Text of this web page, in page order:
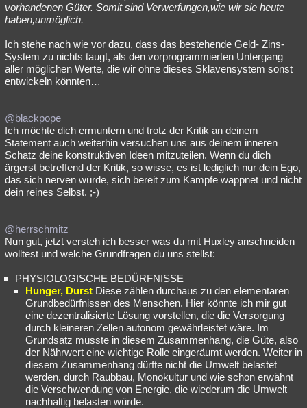
vorhandenen Güter. Somit sind Verwerfungen,wie wir sie heute
haben,unmöglich.
Ich stehe nach wie vor dazu, dass das bestehende Geld- Zins-
System zu nichts taugt, als den vorprogrammierten Untergang
aller möglichen Werte, die wir ohne dieses Sklavensystem sonst
entwickeln könnten…
@blackpope
Ich möchte dich ermuntern und trotz der Kritik an deinem
Statement auch weiterhin versuchen uns aus deinem inneren
Schatz deine konstruktiven Ideen mitzuteilen. Wenn du dich
ärgerst betreffend der Kritik, so wisse, es ist lediglich nur dein Ego,
das sich nerven würde, sich bereit zum Kampfe wappnet und nicht
dein reines Selbst. ;-)
@herrschmitz
Nun gut, jetzt versteh ich besser was du mit Huxley anschneiden
wolltest und welche Grundfragen du uns stellst:
PHYSIOLOGISCHE BEDÜRFNISSE
Hunger, Durst Diese zählen durchaus zu den elementaren
Grundbedürfnissen des Menschen. Hier könnte ich mir gut
eine dezentralisierte Lösung vorstellen, die die Versorgung
durch kleineren Zellen autonom gewährleistet wäre. Im
Grundsatz müsste in diesem Zusammenhang, die Güte, also
der Nährwert eine wichtige Rolle eingeräumt werden. Weiter in
diesem Zusammenhang dürfte nicht die Umwelt belastet
werden, durch Raubbau, Monokultur und wie schon erwähnt
die Verschwendung von Energie, die wiederum die Umwelt
nachhaltig belasten würde.